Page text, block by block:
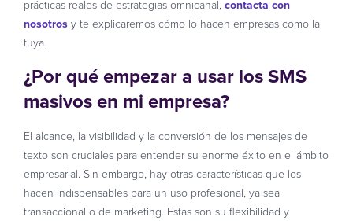
prácticas reales de estrategias omnicanal,contacta con
nosotrosy te explicaremos cómo lo hacen empresas como la
tuya.
¿Por qué empezar a usar los SMS
masivos en mi empresa?
El alcance, la visibilidad y la conversión de los mensajes de
texto son cruciales para entender su enorme éxito en el ámbito
empresarial. Sin embargo, hay otras características que los
hacen indispensables para un uso profesional, ya sea
transaccional o de marketing. Estas son su flexibilidad y